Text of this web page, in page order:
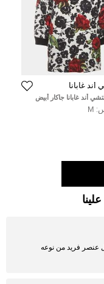
أند غابانا
أند غابانا جاكار أبيض
ياقة دائرية مقاس وسط -
M
عنصر فريد من نوعه